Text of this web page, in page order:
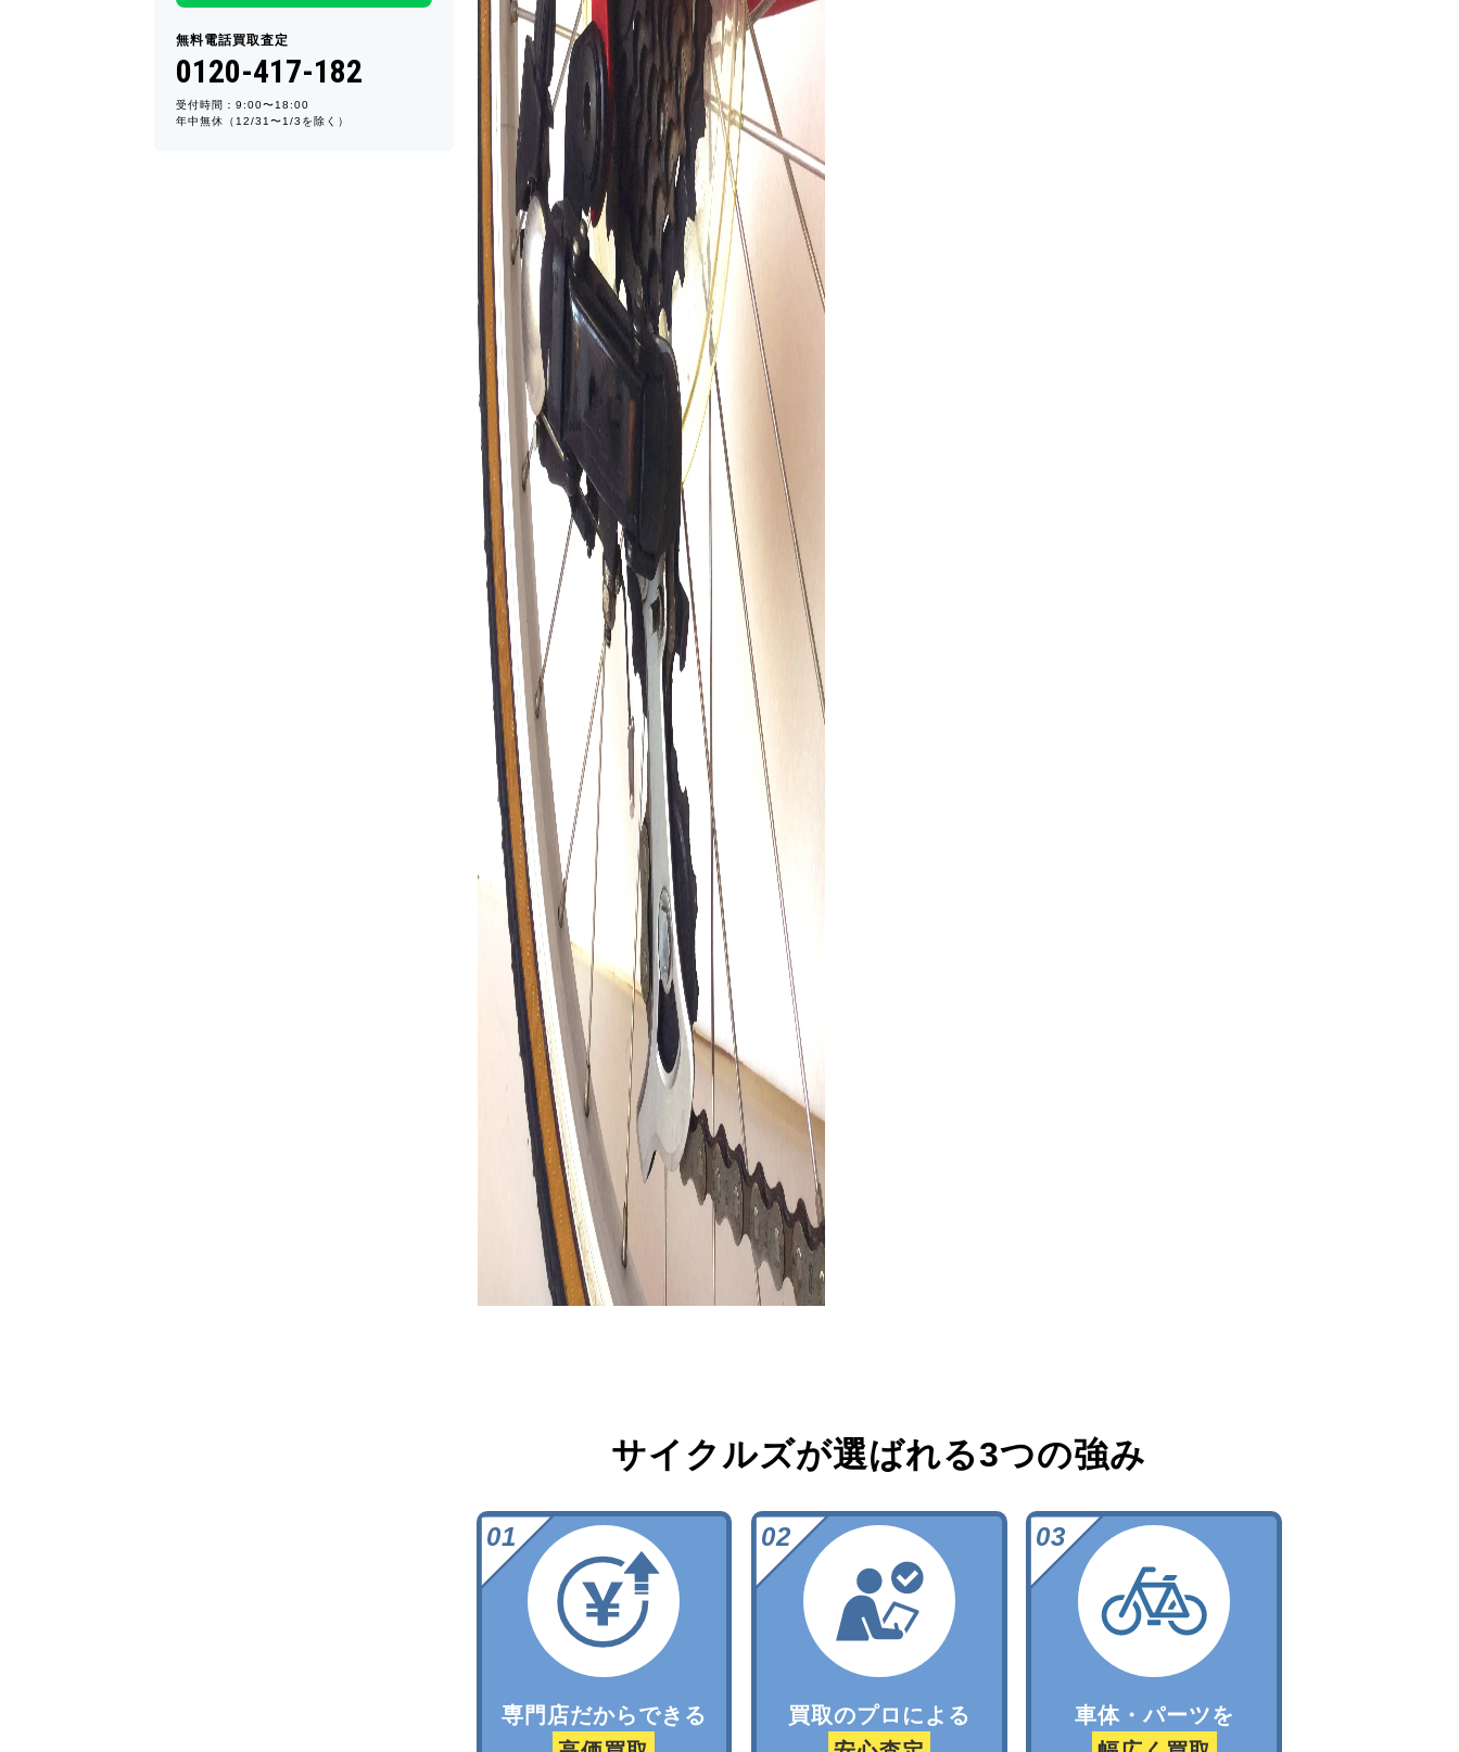
サイクルズが選ばれる3つの強み
専門店だからできる
買取のプロによる
車体・パーツを
無料電話買取査定
0120-417-182
受付時間：9:00〜18:00
年中無休（12/31〜1/3を除く）